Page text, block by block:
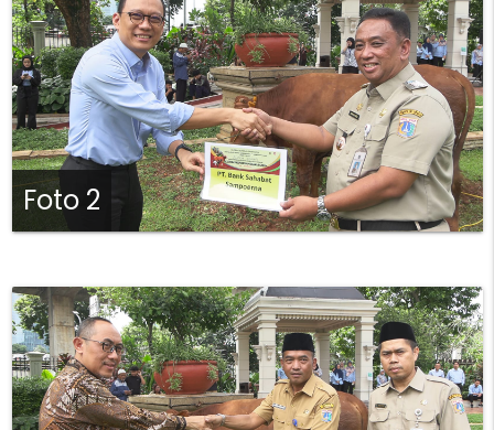
Foto 2